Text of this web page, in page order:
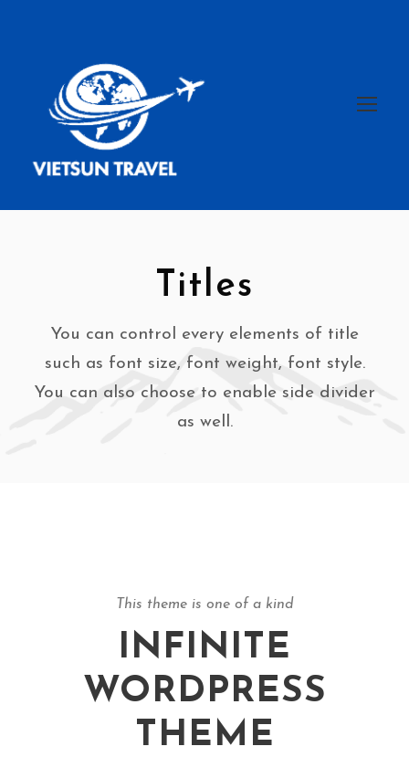
Titles
You can control every elements of title
such as font size, font weight, font style.
You can also choose to enable side divider
as well.
This theme is one of a kind
INFINITE
WORDPRESS
THEME